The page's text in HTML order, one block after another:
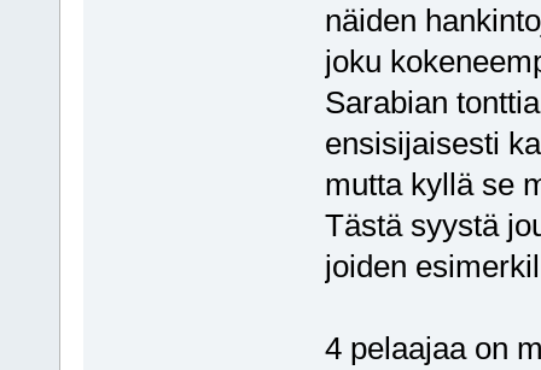
näiden
joku
Sarabian
ensisijaisesti
mutta kyllä se
Tästä syystä
joiden
4 pelaajaa on